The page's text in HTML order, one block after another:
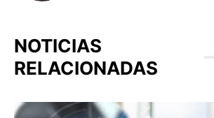
NOTICIAS
RELACIONADAS